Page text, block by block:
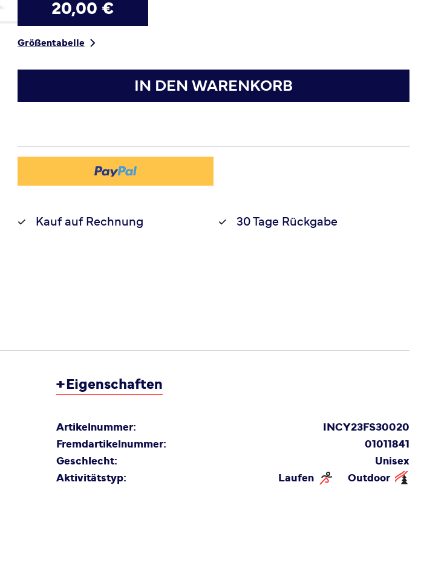
20,00 €
Größentabelle
IN DEN WARENKORB
Kauf auf Rechnung 30 Tage Rückgabe
+ Eigenschaften
Artikelnummer:
INCY23FS30020
Fremdartikelnummer:
01011841
Geschlecht:
Unisex
Aktivitätstyp:
Laufen Outdoor